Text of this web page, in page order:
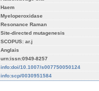
Haem
Myeloperoxidase
Resonance Raman
Site-directed mutagenesis
SCOPUS: ar.j
Anglais
urn:issn:0949-8257
info:doi/10.1007/s007750050124
info:scp/0030951584